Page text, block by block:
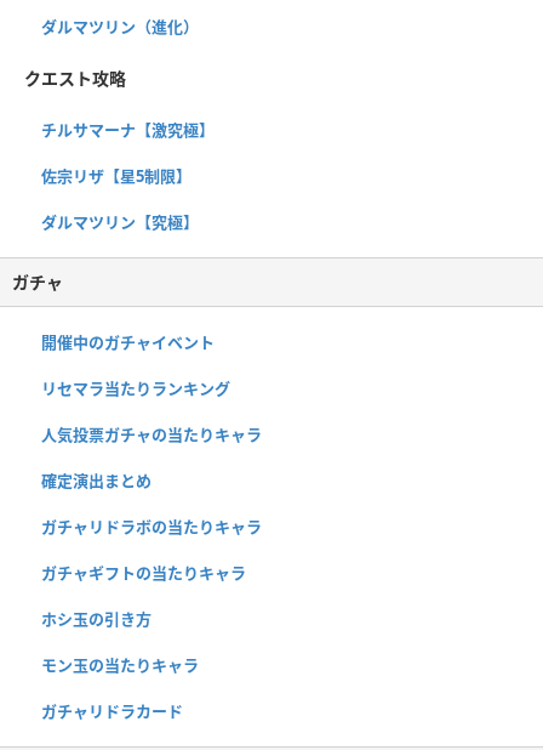
ダルマツリン（進化）
クエスト攻略
チルサマーナ【激究極】
佐宗リザ【星5制限】
ダルマツリン【究極】
ガチャ
開催中のガチャイベント
リセマラ当たりランキング
人気投票ガチャの当たりキャラ
確定演出まとめ
ガチャリドラボの当たりキャラ
ガチャギフトの当たりキャラ
ホシ玉の引き方
モン玉の当たりキャラ
ガチャリドラカード